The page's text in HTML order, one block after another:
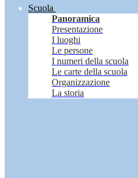
Scuola
Panoramica
Presentazione
I luoghi
Le persone
I numeri della scuola
Le carte della scuola
Organizzazione
La storia